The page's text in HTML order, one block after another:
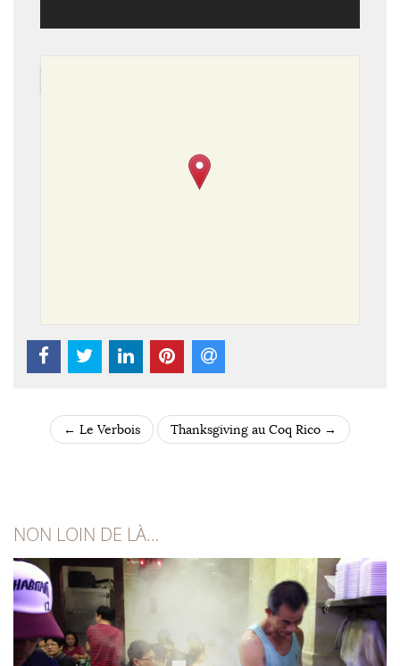
POST NAVIGATION
← Le Verbois Thanksgiving au Coq Rico →
NON LOIN DE LÀ…